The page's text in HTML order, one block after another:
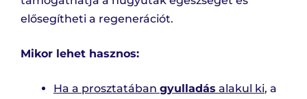
elősegítheti a regenerációt.
Mikor lehet hasznos:
Ha a prosztatában gyulladás alakul ki, a